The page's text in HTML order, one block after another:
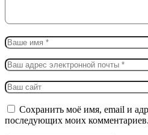
Сохранить моё имя, email и
последующих моих комментариев.